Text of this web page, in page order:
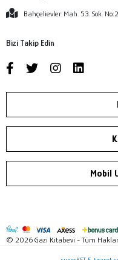
Bahçelievler Mah. 53. Sok.
Bizi Takip Edin
Mobil
© 2026 Gazi Kitabevi - Tüm